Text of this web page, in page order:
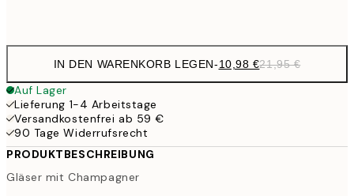
IN DEN WARENKORB LEGEN-10,98 €21,95 €
Auf Lager
Lieferung 1-4 Arbeitstage
Versandkostenfrei ab 59 €
90 Tage Widerrufsrecht
PRODUKTBESCHREIBUNG
Gläser mit Champagner